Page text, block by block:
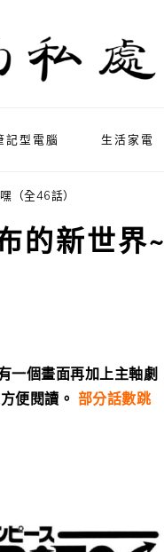
記型電腦 生活家電
（全46話）
的新世界~
一個畫面再加上主軸劇
便閱讀。 部分話數跳